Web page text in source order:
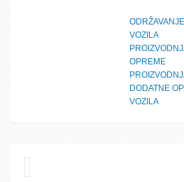
VOZILA
OPREME
DODATNE
VOZILA